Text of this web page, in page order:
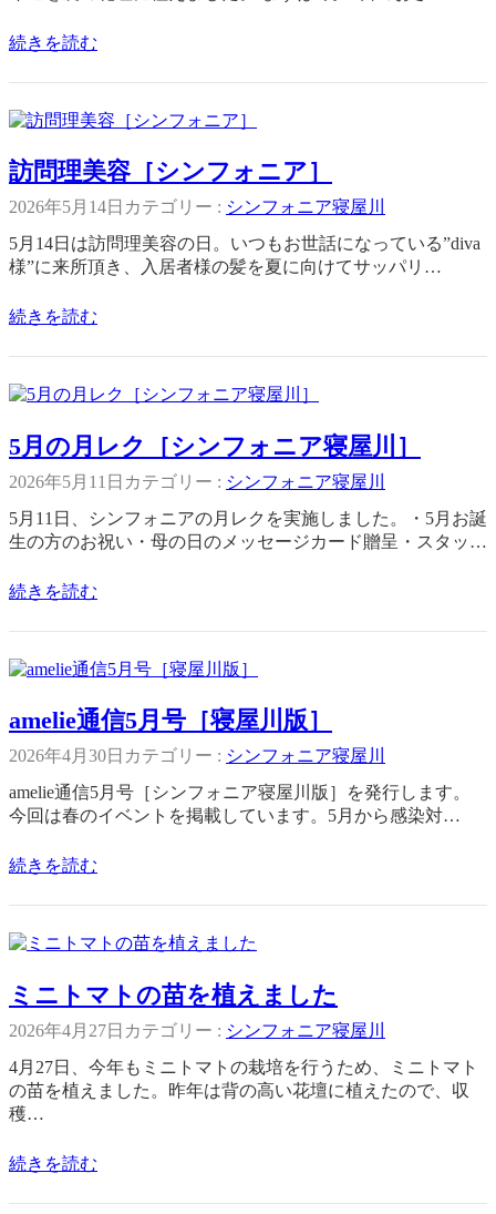
続きを読む
訪問理美容［シンフォニア］
2026年5月14日 カテゴリー : シンフォニア寝屋川
5月14日は訪問理美容の日。いつもお世話になっている”diva
様”に来所頂き、入居者様の髪を夏に向けてサッパリ…
続きを読む
5月の月レク［シンフォニア寝屋川］
2026年5月11日 カテゴリー : シンフォニア寝屋川
5月11日、シンフォニアの月レクを実施しました。・5月お誕
生の方のお祝い・母の日のメッセージカード贈呈・スタッ…
続きを読む
amelie通信5月号［寝屋川版］
2026年4月30日 カテゴリー : シンフォニア寝屋川
amelie通信5月号［シンフォニア寝屋川版］を発行します。
今回は春のイベントを掲載しています。5月から感染対…
続きを読む
ミニトマトの苗を植えました
2026年4月27日 カテゴリー : シンフォニア寝屋川
4月27日、今年もミニトマトの栽培を行うため、ミニトマト
の苗を植えました。昨年は背の高い花壇に植えたので、収
穫…
続きを読む